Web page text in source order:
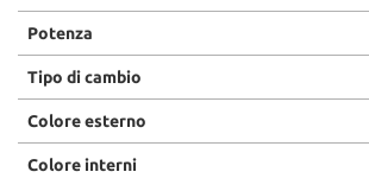
Potenza
Tipo di cambio
Colore esterno
Colore interni